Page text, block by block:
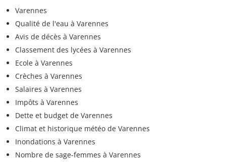
Varennes
Qualité de l'eau à Varennes
Avis de décès à Varennes
Classement des lycées à Varennes
Ecole à Varennes
Crèches à Varennes
Salaires à Varennes
Impôts à Varennes
Dette et budget de Varennes
Climat et historique météo de Varennes
Inondations à Varennes
Nombre de sage-femmes à Varennes